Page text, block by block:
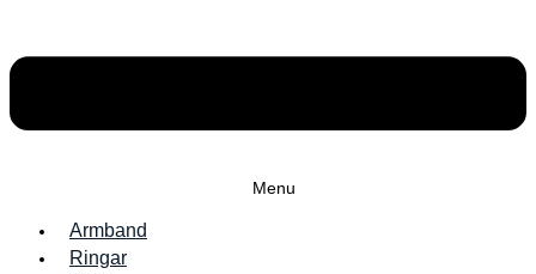
Menu
Armband
Ringar